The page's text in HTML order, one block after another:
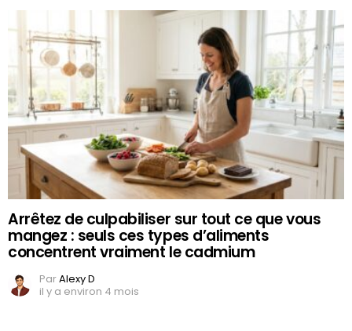
Arrêtez de culpabiliser sur tout ce que vous
mangez : seuls ces types d’aliments
concentrent vraiment le cadmium
ParAlexy D
il y a environ 4 mois